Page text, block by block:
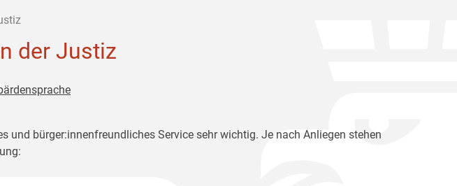
der Justiz
und bürger:innenfreundliches Service sehr wichtig. Je nach Anliegen stehen